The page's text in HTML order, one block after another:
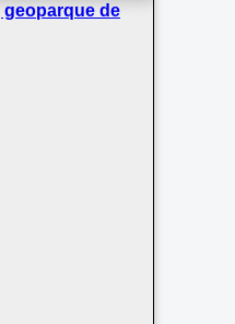
geoparque de